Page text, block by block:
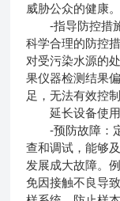
威胁公众的健康。
-指导防控措施
科学合理的防控
对受污染水源的
果仪器检测结果
足，无法有效控
延长设备使用
-预防故障：定
查和调试，能够
发展成大故障。
免因接触不良导